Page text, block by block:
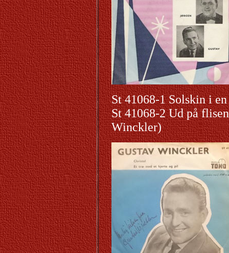
St 41068-1 Solskin i
St 41068-2 Ud på
Winckler)